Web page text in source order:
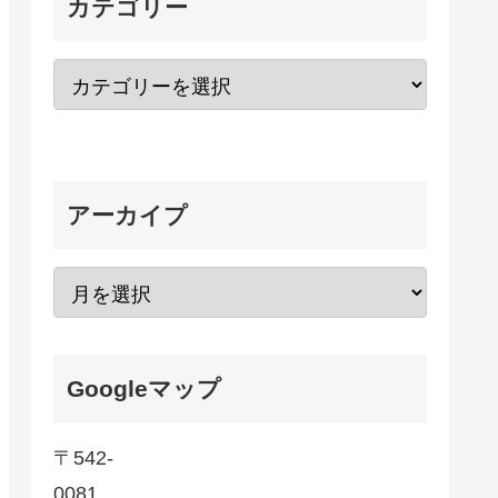
カテゴリー
アーカイプ
Googleマップ
〒542-
0081